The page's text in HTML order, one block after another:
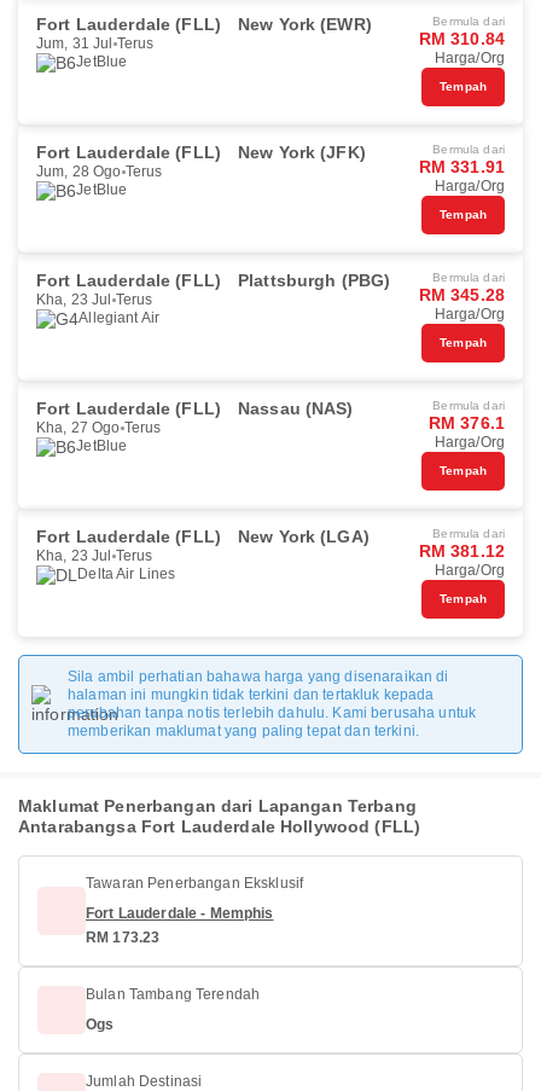
Fort Lauderdale (FLL) New York (EWR)
Jum, 31 Jul Terus
JetBlue
Bermula dari
RM 310.84
Harga/Org
Tempah
Fort Lauderdale (FLL) New York (JFK)
Jum, 28 Ogo Terus
JetBlue
Bermula dari
RM 331.91
Harga/Org
Tempah
Fort Lauderdale (FLL) Plattsburgh (PBG)
Kha, 23 Jul Terus
Allegiant Air
Bermula dari
RM 345.28
Harga/Org
Tempah
Fort Lauderdale (FLL) Nassau (NAS)
Kha, 27 Ogo Terus
JetBlue
Bermula dari
RM 376.1
Harga/Org
Tempah
Fort Lauderdale (FLL) New York (LGA)
Kha, 23 Jul Terus
Delta Air Lines
Bermula dari
RM 381.12
Harga/Org
Tempah
Sila ambil perhatian bahawa harga yang disenaraikan di
halaman ini mungkin tidak terkini dan tertakluk kepada
perubahan tanpa notis terlebih dahulu. Kami berusaha untuk
memberikan maklumat yang paling tepat dan terkini.
Maklumat Penerbangan dari Lapangan Terbang
Antarabangsa Fort Lauderdale Hollywood (FLL)
Tawaran Penerbangan Eksklusif
Fort Lauderdale - Memphis
RM 173.23
Bulan Tambang Terendah
Ogs
Jumlah Destinasi